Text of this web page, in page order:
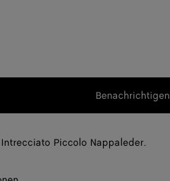
Benachrichtigen
Piccolo Nappaleder.